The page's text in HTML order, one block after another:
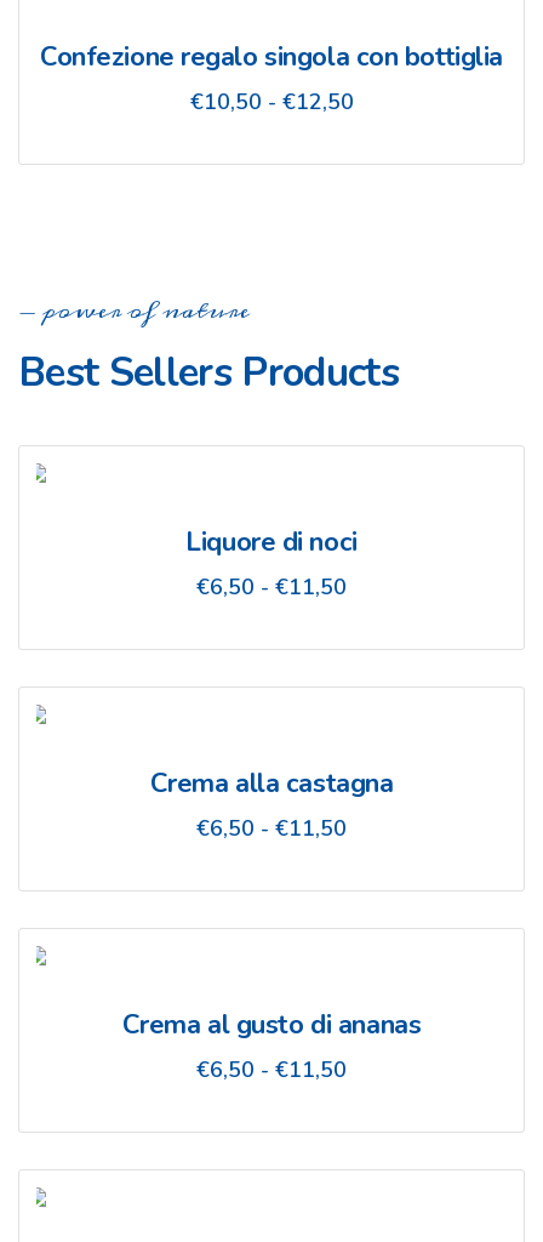
Confezione regalo singola con bottiglia
€10,50 - €12,50Fascia
prezzo:
power of nature
Best Sellers Products
Liquore di noci
€6,50 - €11,50
prezzo:
da
€11,50
Crema alla castagna
€6,50 - €11,50
prezzo:
da
€11,50
Crema al gusto di ananas
€6,50 - €11,50
prezzo:
da